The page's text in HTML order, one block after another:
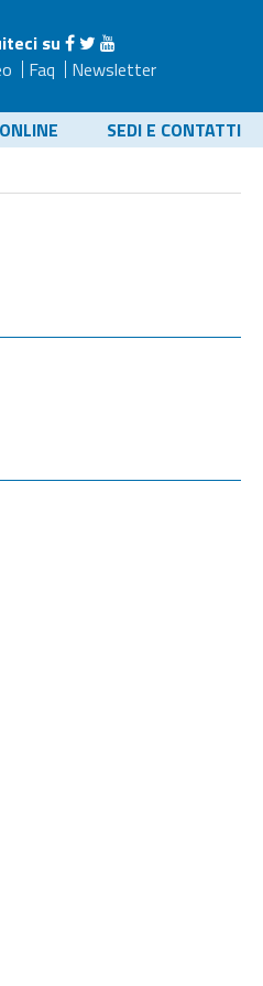
su
Faq Newsletter
SEDI E CONTATTI